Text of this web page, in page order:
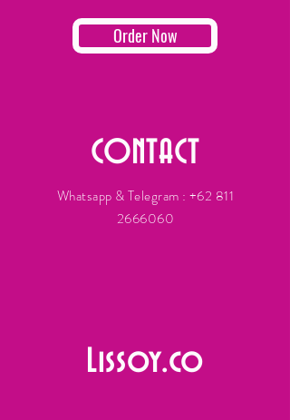
Order Now
CONTACT
Whatsapp & Telegram : +62 811
2666060
Lissoy.co